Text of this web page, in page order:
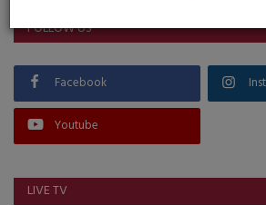
FOLLOW US
Facebook
Youtube
LIVE TV